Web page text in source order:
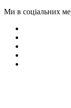
Ми в соціальних